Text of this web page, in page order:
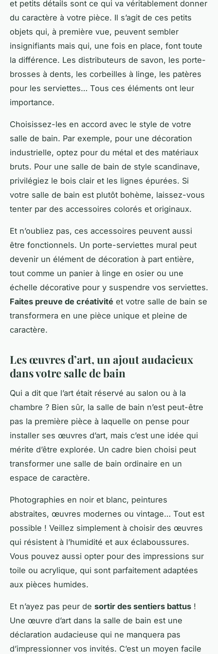
et petits détails sont ce qui va véritablement donner
du caractère à votre pièce. Il s’agit de ces petits
objets qui, à première vue, peuvent sembler
insignifiants mais qui, une fois en place, font toute
la différence. Les distributeurs de savon, les porte-
brosses à dents, les corbeilles à linge, les patères
pour les serviettes… Tous ces éléments ont leur
importance.
Choisissez-les en accord avec le style de votre
salle de bain. Par exemple, pour une décoration
industrielle, optez pour du métal et des matériaux
bruts. Pour une salle de bain de style scandinave,
privilégiez le bois clair et les lignes épurées. Si
votre salle de bain est plutôt bohème, laissez-vous
tenter par des accessoires colorés et originaux.
Et n’oubliez pas, ces accessoires peuvent aussi
être fonctionnels. Un porte-serviettes mural peut
devenir un élément de décoration à part entière,
tout comme un panier à linge en osier ou une
échelle décorative pour y suspendre vos serviettes.
Faites preuve de créativité et votre salle de bain se
transformera en une pièce unique et pleine de
caractère.
Les œuvres d’art, un ajout audacieux
dans votre salle de bain
Qui a dit que l’art était réservé au salon ou à la
chambre ? Bien sûr, la salle de bain n’est peut-être
pas la première pièce à laquelle on pense pour
installer ses œuvres d’art, mais c’est une idée qui
mérite d’être explorée. Un cadre bien choisi peut
transformer une salle de bain ordinaire en un
espace de caractère.
Photographies en noir et blanc, peintures
abstraites, œuvres modernes ou vintage… Tout est
possible ! Veillez simplement à choisir des œuvres
qui résistent à l’humidité et aux éclaboussures.
Vous pouvez aussi opter pour des impressions sur
toile ou acrylique, qui sont parfaitement adaptées
aux pièces humides.
Et n’ayez pas peur de sortir des sentiers battus !
Une œuvre d’art dans la salle de bain est une
déclaration audacieuse qui ne manquera pas
d’impressionner vos invités. C’est un moyen facile